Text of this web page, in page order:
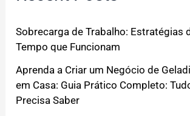
Sobrecarga de Trabalho: Estratégias
Tempo que Funcionam
Aprenda a Criar um Negócio de
em Casa: Guia Prático Completo:
Precisa Saber